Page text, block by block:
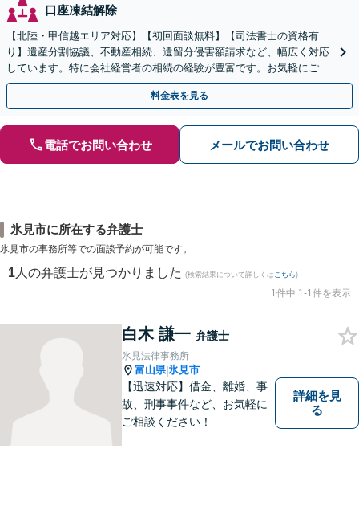
口座凍結解除
【北陸・甲信越エリア対応】【初回面談無料】【司法書士の資格有
り】遺産分割協議、不動産相続、遺留分侵害額請求など、幅広く対応
しています。特に会社経営者の相続の経験が豊富です。お気軽にご相
談ください。【休日・夜間面談可】【オンライン面談可】
料金表を見る
電話でお問い合わせ メールでお問い合わせ
氷見市に所在する弁護士
氷見市の事務所等での面談予約が可能です。
1 人の弁護士が見つかりました (検索結果について詳しくは こちら)
1件中 1-1件を表示
白木 謙一 弁護士
氷見法律事務所
富山県|氷見市
【迅速対応】借金、離婚、事
故、刑事事件など、お気軽に
ご相談ください！
詳細を見
る